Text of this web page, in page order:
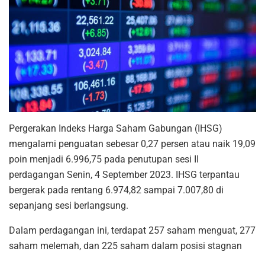
Pergerakan Indeks Harga Saham Gabungan (IHSG)
mengalami penguatan sebesar 0,27 persen atau naik 19,09
poin menjadi 6.996,75 pada penutupan sesi II
perdagangan Senin, 4 September 2023. IHSG terpantau
bergerak pada rentang 6.974,82 sampai 7.007,80 di
sepanjang sesi berlangsung.
Dalam perdagangan ini, terdapat 257 saham menguat, 277
saham melemah, dan 225 saham dalam posisi stagnan